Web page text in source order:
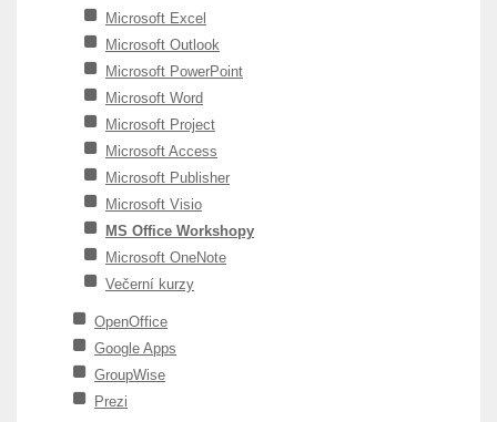
Microsoft Excel
Microsoft Outlook
Microsoft PowerPoint
Microsoft Word
Microsoft Project
Microsoft Access
Microsoft Publisher
Microsoft Visio
MS Office Workshopy
Microsoft OneNote
Večerní kurzy
OpenOffice
Google Apps
GroupWise
Prezi